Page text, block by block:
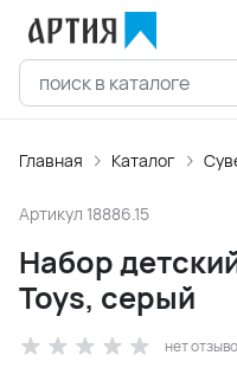
Главная Каталог
Артикул 18886.15
Набор
Toys, серый
нет